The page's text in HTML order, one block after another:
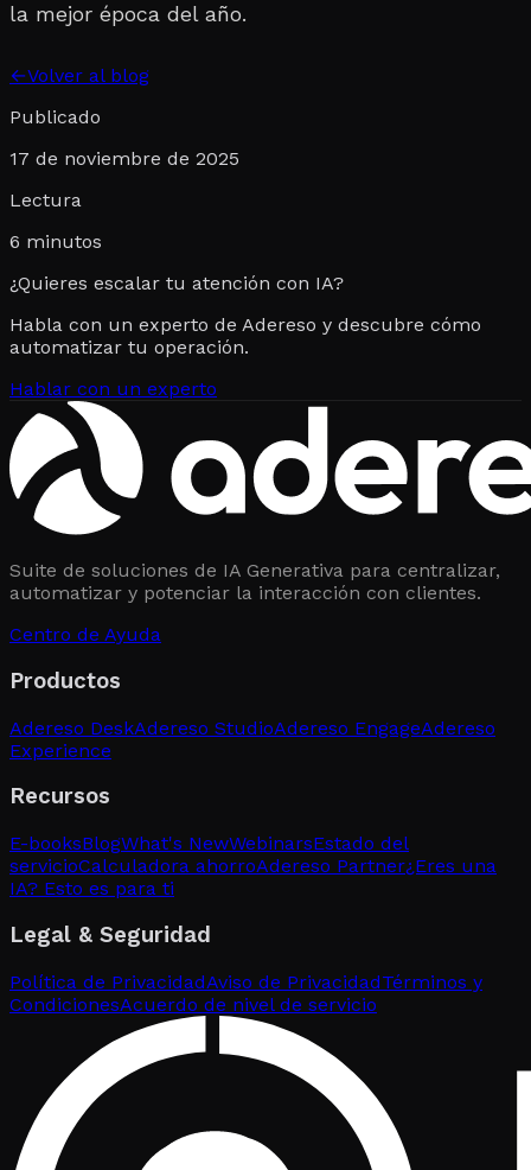
la mejor época del año.
←Volver al blog
Publicado
17 de noviembre de 2025
Lectura
6 minutos
¿Quieres escalar tu atención con IA?
Habla con un experto de Adereso y descubre cómo
automatizar tu operación.
Hablar con un experto
Suite de soluciones de IA Generativa para centralizar,
automatizar y potenciar la interacción con clientes.
Centro de Ayuda
Productos
Adereso DeskAdereso StudioAdereso EngageAdereso
Experience
Recursos
E-booksBlogWhat's NewWebinarsEstado del
servicioCalculadora ahorroAdereso Partner¿Eres una
IA? Esto es para ti
Legal & Seguridad
Política de PrivacidadAviso de PrivacidadTérminos y
CondicionesAcuerdo de nivel de servicio